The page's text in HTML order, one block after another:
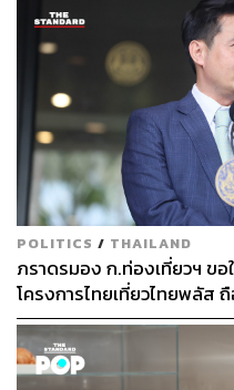
POLITICS / THAILAND
ภราดรมอง ก.ท่องเที่ยวฯ ขอ
โครงการไทยเที่ยวไทยพลัส